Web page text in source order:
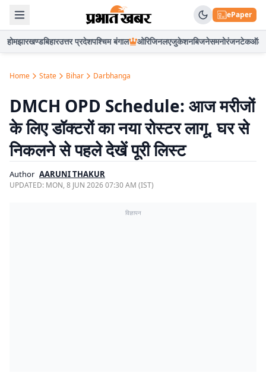
ePaper
होमझारखण्डबिहारउत्तर प्रदेशपश्चिम बंगाल ओरिजिनलएजुकेशनबिजनेसमनोरंजनटेकऑटो
Home State Bihar Darbhanga
DMCH OPD Schedule: आज मरीजों
के लिए डॉक्टरों का नया रोस्टर लागू, घर से
निकलने से पहले देखें पूरी लिस्ट
Author AARUNI THAKUR
UPDATED: MON, 8 JUN 2026 07:30 AM (IST)
विज्ञापन